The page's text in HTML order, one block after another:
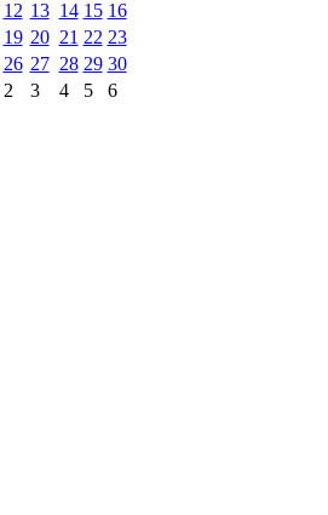
12 13 14 15 16
19 20 21 22 23
26 27 28 29 30
2 3 4 5 6